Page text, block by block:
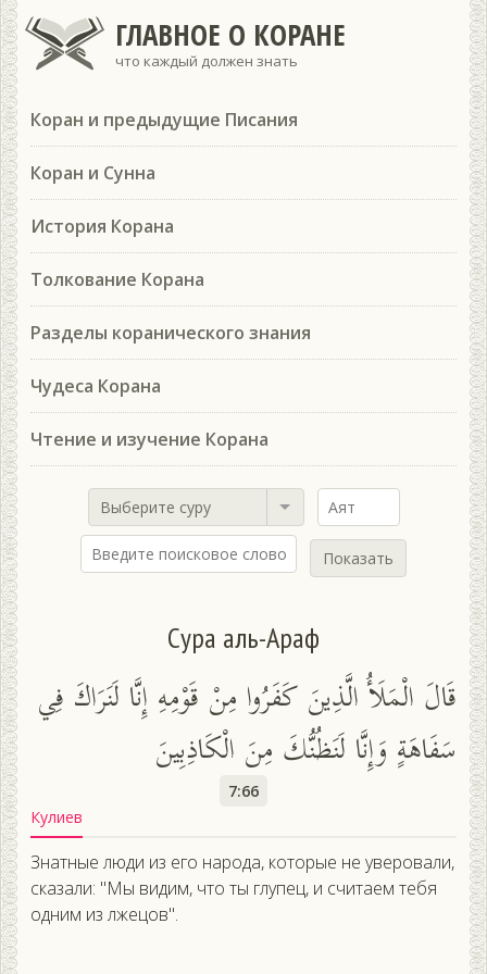
ГЛАВНОЕ О КОРАНЕ
что каждый должен знать
Коран и предыдущие Писания
Коран и Сунна
История Корана
Толкование Корана
Разделы коранического знания
Чудеса Корана
Чтение и изучение Корана
Выберите суру
Показать
Сура аль-Араф
قَالَ الْمَلَأُ الَّذِينَ كَفَرُوا مِنْ قَوْمِهِ إِنَّا لَنَرَاكَ فِي
سَفَاهَةٍ وَإِنَّا لَنَظُنُّكَ مِنَ الْكَاذِبِينَ
7:66
Кулиев
Знатные люди из его народа, которые не уверовали,
сказали: "Мы видим, что ты глупец, и считаем тебя
одним из лжецов".